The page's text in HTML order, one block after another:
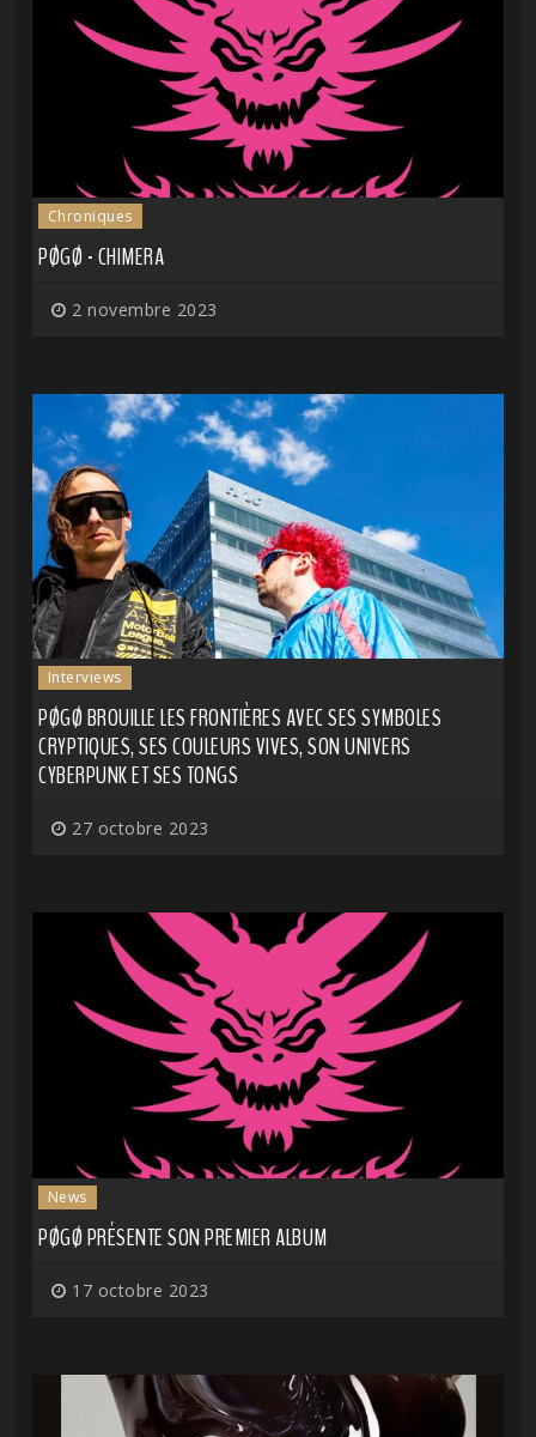
Chroniques
PØGØ - CHIMERA
2 novembre 2023
Interviews
PØGØ BROUILLE LES FRONTIÈRES AVEC SES SYMBOLES
CRYPTIQUES, SES COULEURS VIVES, SON UNIVERS
CYBERPUNK ET SES TONGS
27 octobre 2023
News
PØGØ PRÉSENTE SON PREMIER ALBUM
17 octobre 2023